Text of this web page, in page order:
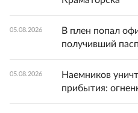
05.08.2026
В плен попал
получивший
05.08.2026
Наемников
прибытия: